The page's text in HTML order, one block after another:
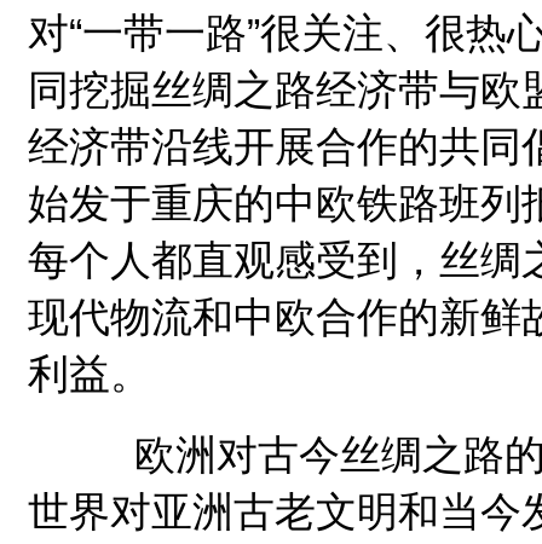
对“一带一路”很关注、很热
同挖掘丝绸之路经济带与
经济带沿线开展合作的共同
始发于重庆的中欧铁路班
每个人都直观感受到，丝绸
现代物流和中欧合作的新鲜
利益。
欧洲对古今丝绸之路的
世界对亚洲古老文明和当今